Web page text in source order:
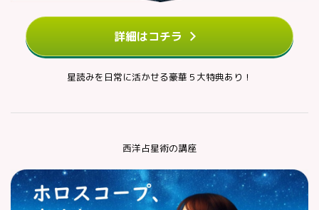
詳細はコチラ
星読みを日常に活かせる豪華５大特典あり！
西洋占星術の講座